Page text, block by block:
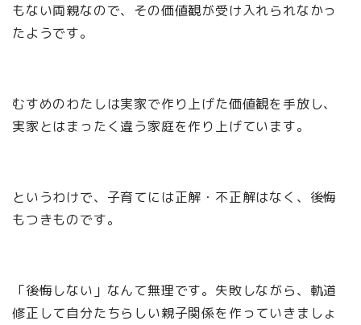
もない両親なので、その価値観が受け入れられなかっ
たようです。
むすめのわたしは実家で作り上げた価値観を手放し、
実家とはまったく違う家庭を作り上げています。
というわけで、子育てには正解・不正解はなく、後悔
もつきものです。
「後悔しない」なんて無理です。失敗しながら、軌道
修正して自分たちらしい親子関係を作っていきましょ